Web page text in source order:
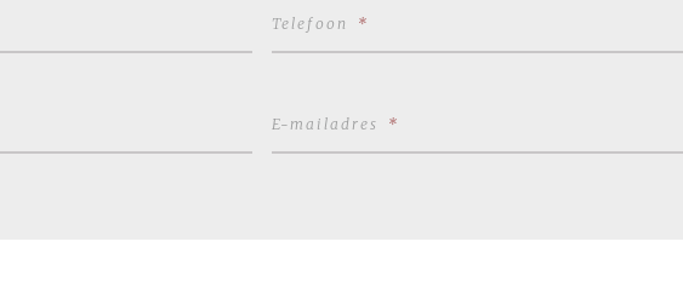
Telefoon *
E-mailadres *